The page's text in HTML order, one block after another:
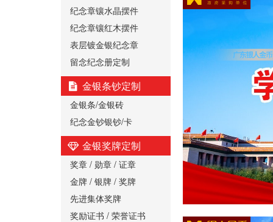
纪念章镶水晶摆件
纪念章镶红木摆件
表层镀金银纪念章
留念纪念册定制
金银条钞定制
金银条/金银砖
纪念金钞银钞/卡
金银奖牌定制
奖章 / 勋章 / 证章
金牌 / 银牌 / 奖牌
先进集体奖牌
奖励证书 / 荣誉证书